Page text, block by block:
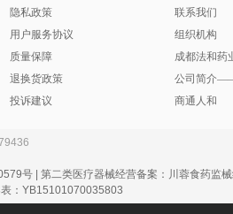
成都吉安康药业有限公司
成都菊乐制药有限公司（受托方：四川彩虹制药有限公司） 成都康弘药业集团股份有限公司
成都力思特制药股份有限公司
成都岷江源药业股份有限公司
成都庆柏生物科技有限公司委托绵阳市神农百草医药科技有限公司
成都市锦天康食品厂
成都市新津事丰医疗器械有限公司
隐私政策
用户服务协议
质量保障
退换货政策
投诉建议
联系我们
组织机构
成都法和药
公司简介
商通人和
号 | 第二类医疗器械经营备案：川蓉食药监
：YB15101070035803